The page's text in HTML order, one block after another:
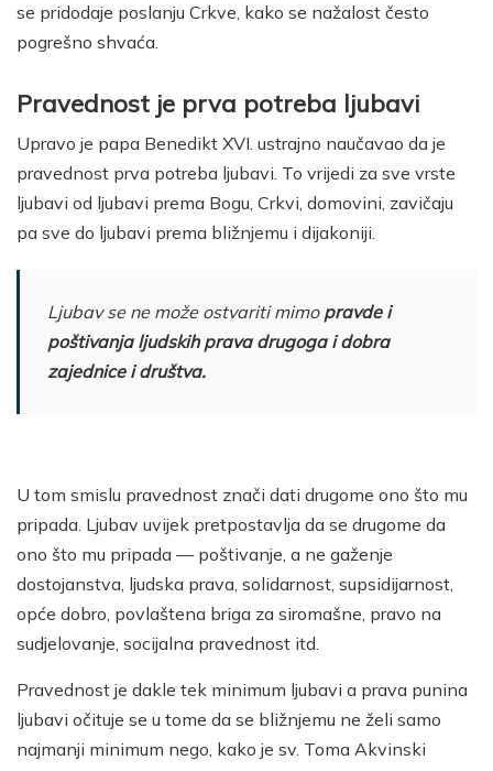
se pridodaje poslanju Crkve, kako se nažalost često
pogrešno shvaća.
Pravednost je prva potreba ljubavi
Upravo je papa Benedikt XVI. ustrajno naučavao da je
pravednost prva potreba ljubavi. To vrijedi za sve vrste
ljubavi od ljubavi prema Bogu, Crkvi, domovini, zavičaju
pa sve do ljubavi prema bližnjemu i dijakoniji.
Ljubav se ne može ostvariti mimo pravde i
poštivanja ljudskih prava drugoga i dobra
zajednice i društva.
U tom smislu pravednost znači dati drugome ono što mu
pripada. Ljubav uvijek pretpostavlja da se drugome da
ono što mu pripada — poštivanje, a ne gaženje
dostojanstva, ljudska prava, solidarnost, supsidijarnost,
opće dobro, povlaštena briga za siromašne, pravo na
sudjelovanje, socijalna pravednost itd.
Pravednost je dakle tek minimum ljubavi a prava punina
ljubavi očituje se u tome da se bližnjemu ne želi samo
najmanji minimum nego, kako je sv. Toma Akvinski